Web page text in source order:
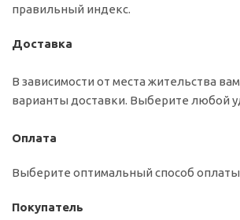
правильный индекс.
Доставка
В зависимости от места жительства
варианты доставки. Выберите любой
Оплата
Выберите оптимальный способ
Покупатель